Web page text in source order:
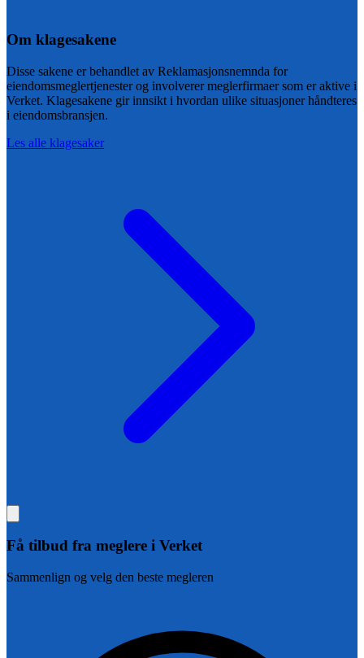
Om klagesakene
Disse sakene er behandlet av Reklamasjonsnemnda for
eiendomsmeglertjenester og involverer meglerfirmaer som er aktive i
Verket. Klagesakene gir innsikt i hvordan ulike situasjoner håndteres
i eiendomsbransjen.
Les alle klagesaker
Få tilbud fra meglere i Verket
Sammenlign og velg den beste megleren